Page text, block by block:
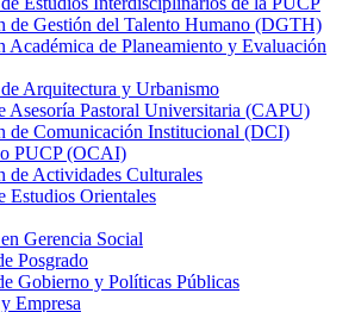
de Gestión del Talento Humano (DGTH)
Académica de Planeamiento y Evaluación
Arquitectura y Urbanismo
Asesoría Pastoral Universitaria (CAPU)
de Comunicación Institucional (DCI)
PUCP (OCAI)
de Actividades Culturales
Estudios Orientales
Gerencia Social
Posgrado
Gobierno y Políticas Públicas
Empresa